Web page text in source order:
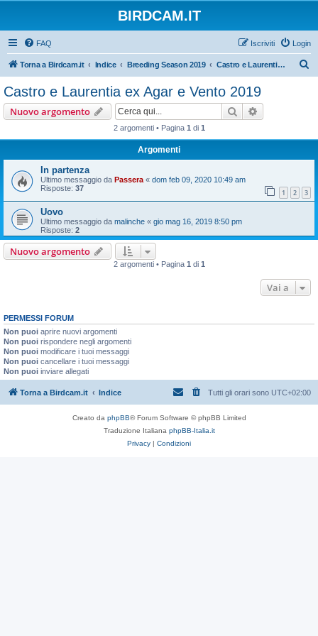
BIRDCAM.IT
FAQ Login
Iscriviti
Torna a Birdcam.it Indice Breeding Season 2019 Castro e Laurentia ex Agar e Vento 2019
Castro e Laurentia ex Agar e Vento 2019
Nuovo argomento Cerca
2 argomenti • Pagina 1 di 1
Argomenti
In partenza
Ultimo messaggio da Passera « dom feb 09, 2020 10:49 am
Risposte: 37 1 2 3
Uovo
Ultimo messaggio da malinche « gio mag 16, 2019 8:50 pm
Risposte: 2
Nuovo argomento
2 argomenti • Pagina 1 di 1
Vai a
PERMESSI FORUM
Non puoi aprire nuovi argomenti
Non puoi rispondere negli argomenti
Non puoi modificare i tuoi messaggi
Non puoi cancellare i tuoi messaggi
Non puoi inviare allegati
Torna a Birdcam.it Indice Tutti gli orari sono UTC+02:00
Creato da phpBB® Forum Software © phpBB Limited
Traduzione Italiana phpBB-Italia.it
Privacy | Condizioni